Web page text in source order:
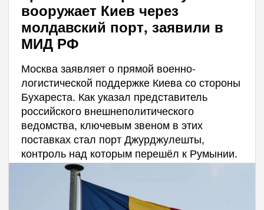
вооружает Киев через
молдавский порт, заявили в
МИД РФ
Москва заявляет о прямой военно-
логистической поддержке Киева со стороны
Бухареста. Как указал представитель
российского внешнеполитического
ведомства, ключевым звеном в этих
поставках стал порт Джурджулешты,
контроль над которым перешёл к Румынии.